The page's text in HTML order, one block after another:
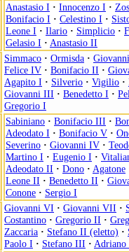
Anastasio I · Innocenzo I ·
Bonifacio I · Celestino I ·
Leone I · Ilario · Simplicio ·
Gelasio I · Anastasio II
Simmaco · Ormisda ·
Felice IV · Bonifacio II ·
Agapito I · Silverio · Vigilio ·
Giovanni III · Benedetto I ·
Gregorio I
Sabiniano · Bonifacio III ·
Adeodato I · Bonifacio V ·
Severino · Giovanni IV ·
Martino I · Eugenio I ·
Adeodato II · Dono · Agatone
Leone II · Benedetto II ·
Conone · Sergio I
Giovanni VI · Giovanni VII ·
Costantino · Gregorio II ·
Zaccaria · Stefano II (eletto) ·
Paolo I · Stefano III · Adriano